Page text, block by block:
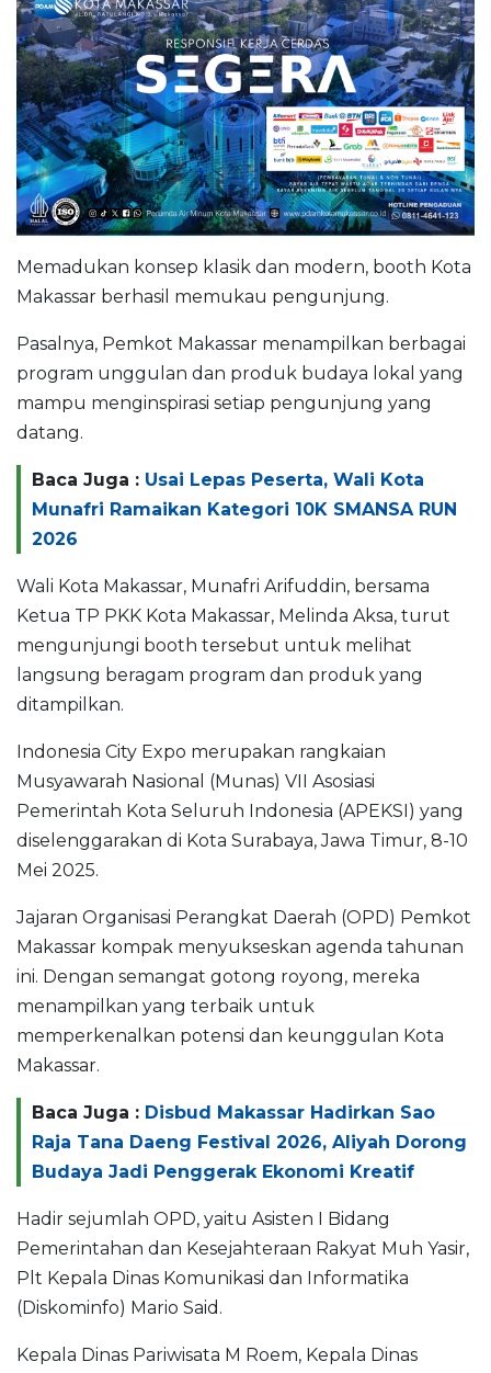
Memadukan konsep klasik dan modern, booth Kota
Makassar berhasil memukau pengunjung.
Pasalnya, Pemkot Makassar menampilkan berbagai
program unggulan dan produk budaya lokal yang
mampu menginspirasi setiap pengunjung yang
datang.
Baca Juga : Usai Lepas Peserta, Wali Kota
Munafri Ramaikan Kategori 10K SMANSA RUN
2026
Wali Kota Makassar, Munafri Arifuddin, bersama
Ketua TP PKK Kota Makassar, Melinda Aksa, turut
mengunjungi booth tersebut untuk melihat
langsung beragam program dan produk yang
ditampilkan.
Indonesia City Expo merupakan rangkaian
Musyawarah Nasional (Munas) VII Asosiasi
Pemerintah Kota Seluruh Indonesia (APEKSI) yang
diselenggarakan di Kota Surabaya, Jawa Timur, 8-10
Mei 2025.
Jajaran Organisasi Perangkat Daerah (OPD) Pemkot
Makassar kompak menyukseskan agenda tahunan
ini. Dengan semangat gotong royong, mereka
menampilkan yang terbaik untuk
memperkenalkan potensi dan keunggulan Kota
Makassar.
Baca Juga : Disbud Makassar Hadirkan Sao
Raja Tana Daeng Festival 2026, Aliyah Dorong
Budaya Jadi Penggerak Ekonomi Kreatif
Hadir sejumlah OPD, yaitu Asisten I Bidang
Pemerintahan dan Kesejahteraan Rakyat Muh Yasir,
Plt Kepala Dinas Komunikasi dan Informatika
(Diskominfo) Mario Said.
Kepala Dinas Pariwisata M Roem, Kepala Dinas